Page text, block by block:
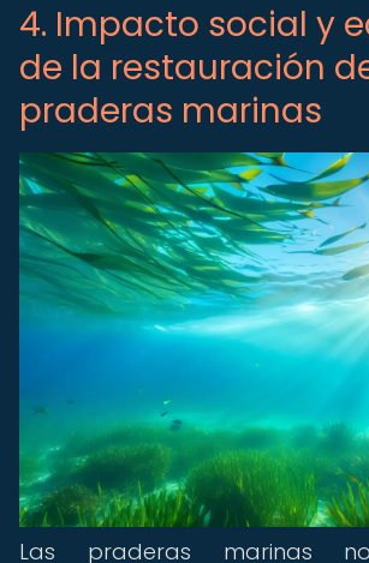
4. Impacto social y
de la restauración
praderas marinas
Las praderas marinas